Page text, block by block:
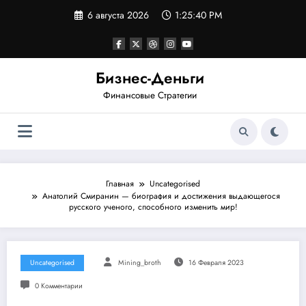
6 августа 2026 1:25:41 PM
Бизнес-Деньги
Финансовые Стратегии
Главная
Uncategorised
Анатолий Смиранин — биография и достижения выдающегося
русского ученого, способного изменить мир!
Uncategorised Mining_broth 16 Февраля 2023
0 Комментарии